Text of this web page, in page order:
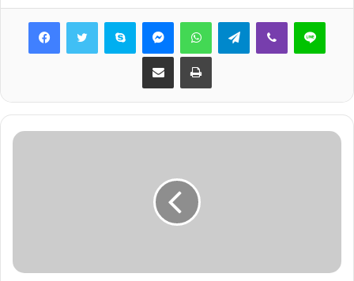
Skype MessengerWhatsAppTelegramViber Line
Share via Email Print